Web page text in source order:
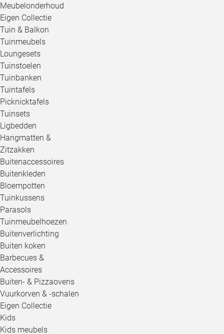
Meubelonderhoud
Eigen Collectie
Tuin & Balkon
Tuinmeubels
Loungesets
Tuinstoelen
Tuinbanken
Tuintafels
Picknicktafels
Tuinsets
Ligbedden
Hangmatten &
Zitzakken
Buitenaccessoires
Buitenkleden
Bloempotten
Tuinkussens
Parasols
Tuinmeubelhoezen
Buitenverlichting
Buiten koken
Barbecues &
Accessoires
Buiten- & Pizzaovens
Vuurkorven & -schalen
Eigen Collectie
Kids
Kids meubels